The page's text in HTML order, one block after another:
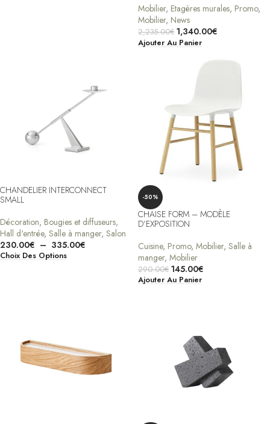
Mobilier, Etagères murales, Promo,
Mobilier, News
2,235.00€ 1,340.00€
Ajouter Au Panier
CHANDELIER INTERCONNECT
SMALL
Décoration, Bougies et diffuseurs,
Hall d'entrée, Salle à manger, Salon
230.00€ – 335.00€
Choix Des Options
-50%
CHAISE FORM – MODÈLE
D’EXPOSITION
Cuisine, Promo, Mobilier, Salle à
manger, Mobilier
290.00€ 145.00€
Ajouter Au Panier